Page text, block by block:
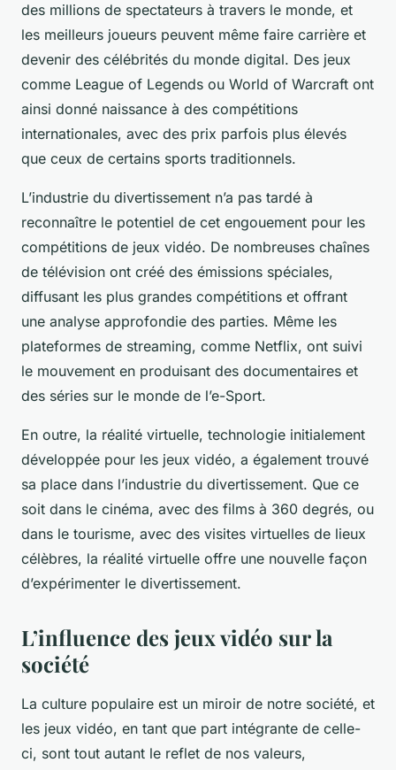
des millions de spectateurs à travers le monde, et
les meilleurs joueurs peuvent même faire carrière et
devenir des célébrités du monde digital. Des jeux
comme League of Legends ou World of Warcraft ont
ainsi donné naissance à des compétitions
internationales, avec des prix parfois plus élevés
que ceux de certains sports traditionnels.
L’industrie du divertissement n’a pas tardé à
reconnaître le potentiel de cet engouement pour les
compétitions de jeux vidéo. De nombreuses chaînes
de télévision ont créé des émissions spéciales,
diffusant les plus grandes compétitions et offrant
une analyse approfondie des parties. Même les
plateformes de streaming, comme Netflix, ont suivi
le mouvement en produisant des documentaires et
des séries sur le monde de l’e-Sport.
En outre, la réalité virtuelle, technologie initialement
développée pour les jeux vidéo, a également trouvé
sa place dans l’industrie du divertissement. Que ce
soit dans le cinéma, avec des films à 360 degrés, ou
dans le tourisme, avec des visites virtuelles de lieux
célèbres, la réalité virtuelle offre une nouvelle façon
d’expérimenter le divertissement.
L’influence des jeux vidéo sur la
société
La culture populaire est un miroir de notre société, et
les jeux vidéo, en tant que part intégrante de celle-
ci, sont tout autant le reflet de nos valeurs,